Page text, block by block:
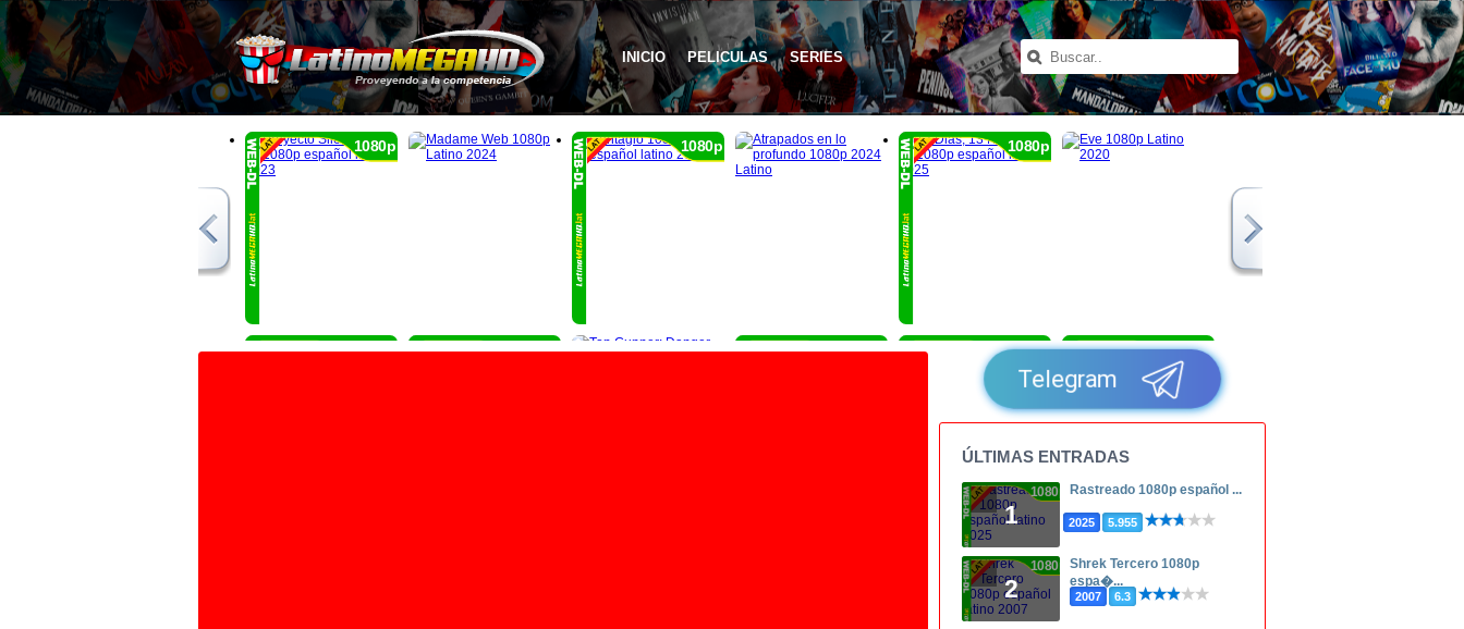
INICIO PELICULAS SERIES
1080p 1080p 1080p
1080p 1080p 1080p 1080p 1080p
Telegram
ÚLTIMAS ENTRADAS
1
1080p Rastreado 1080p español ...
2025 5.955
2
1080p
Shrek Tercero 1080p
espa�...
2007 6.3